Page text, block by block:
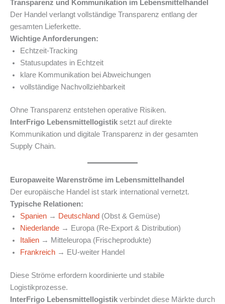
Transparenz und Kommunikation im Lebensmittelhandel
Der Handel verlangt vollständige Transparenz entlang der
gesamten Lieferkette.
Wichtige Anforderungen:
Echtzeit-Tracking
Statusupdates in Echtzeit
klare Kommunikation bei Abweichungen
vollständige Nachvollziehbarkeit
Ohne Transparenz entstehen operative Risiken.
InterFrigo Lebensmittellogistik setzt auf direkte
Kommunikation und digitale Transparenz in der gesamten
Supply Chain.
Europaweite Warenströme im Lebensmittelhandel
Der europäische Handel ist stark international vernetzt.
Typische Relationen:
Spanien → Deutschland (Obst & Gemüse)
Niederlande → Europa (Re-Export & Distribution)
Italien → Mitteleuropa (Frischeprodukte)
Frankreich → EU-weiter Handel
Diese Ströme erfordern koordinierte und stabile
Logistikprozesse.
InterFrigo Lebensmittellogistik verbindet diese Märkte durch